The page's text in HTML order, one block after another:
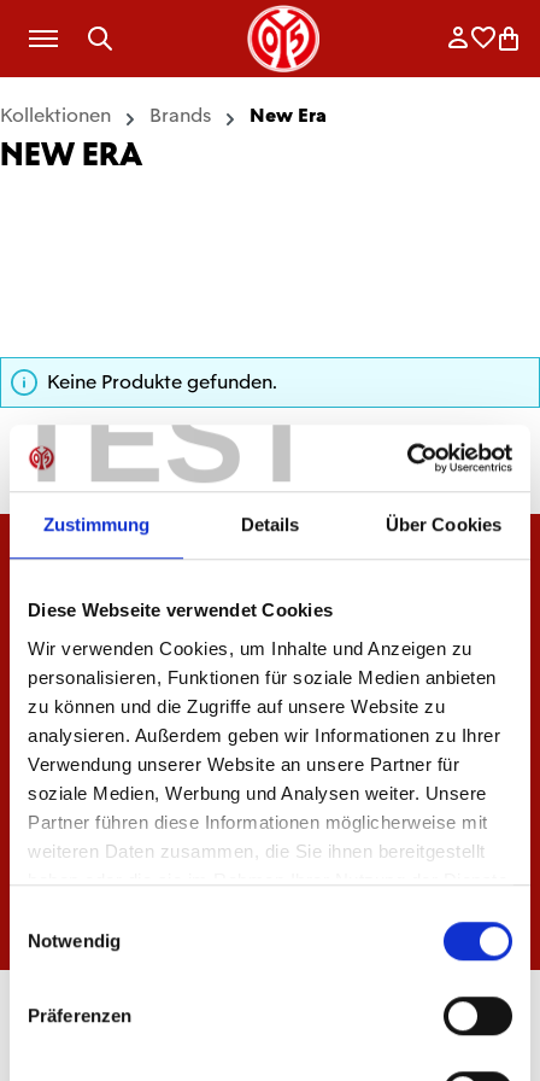
TEST
Zustimmung Details Über Cookies
Diese Webseite verwendet Cookies
Wir verwenden Cookies, um Inhalte und Anzeigen zu
personalisieren, Funktionen für soziale Medien anbieten
zu können und die Zugriffe auf unsere Website zu
analysieren. Außerdem geben wir Informationen zu Ihrer
Verwendung unserer Website an unsere Partner für
soziale Medien, Werbung und Analysen weiter. Unsere
Partner führen diese Informationen möglicherweise mit
weiteren Daten zusammen, die Sie ihnen bereitgestellt
haben oder die sie im Rahmen Ihrer Nutzung der Dienste
Notwendig
Präferenzen
Zum Hauptinhalt springen
Kollektionen Brands New Era
NEW ERA
Keine Produkte gefunden.
ÖFFNUNGSZEITEN